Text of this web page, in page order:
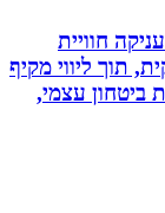
ליווי מקיף
עצמי,